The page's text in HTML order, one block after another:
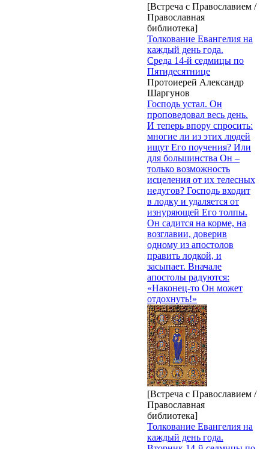
[Встреча с Православием /
Православная
библиотека]
Толкование Евангелия на
каждый день года.
Среда 14-й седмицы по
Пятидесятнице
Протоиерей Александр
Шаргунов
Господь устал. Он
проповедовал весь день.
И теперь впору спросить:
многие ли из этих людей
ищут Его поучения? Или
для большинства Он –
только возможность
исцеления от их телесных
недугов? Господь входит
в лодку и удаляется от
изнуряющей Его толпы.
Он садится на корме, на
возглавии, доверив
одному из апостолов
править лодкой, и
засыпает. Вначале
апостолы радуются:
«Наконец-то Он может
отдохнуть!»
[Встреча с Православием /
Православная
библиотека]
Толкование Евангелия на
каждый день года.